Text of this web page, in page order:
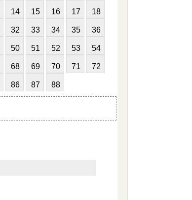
14 15 16 17 18
32 33 34 35 36
50 51 52 53 54
68 69 70 71 72
86 87 88